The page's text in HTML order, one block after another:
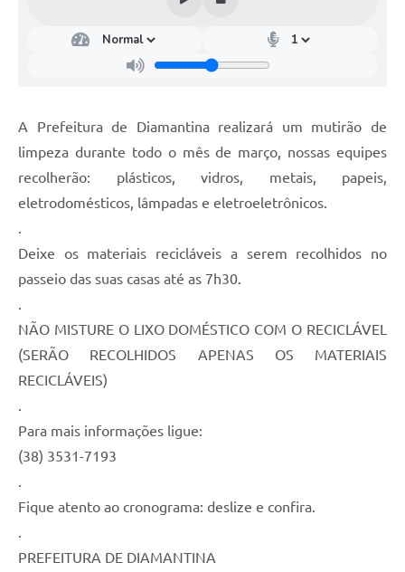
A Prefeitura de Diamantina realizará um mutirão de
limpeza durante todo o mês de março, nossas equipes
recolherão: plásticos, vidros, metais, papeis,
eletrodomésticos, lâmpadas e eletroeletrônicos.
Deixe os materiais recicláveis a serem recolhidos no
passeio das suas casas até as 7h30.
NÃO MISTURE O LIXO DOMÉSTICO COM O RECICLÁVEL
(SERÃO RECOLHIDOS APENAS OS MATERIAIS
RECICLÁVEIS)
Para mais informações ligue:
(38) 3531-7193
Fique atento ao cronograma: deslize e confira.
PREFEITURA DE DIAMANTINA